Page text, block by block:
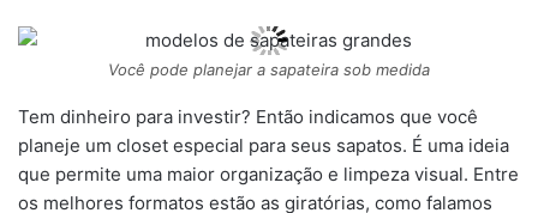
Você pode planejar a sapateira sob medida
Tem dinheiro para investir? Então indicamos que você
planeje um closet especial para seus sapatos. É uma ideia
que permite uma maior organização e limpeza visual. Entre
os melhores formatos estão as giratórias, como falamos